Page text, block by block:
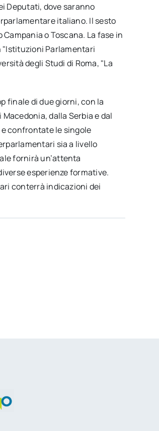
Deputati, dove saranno
italiano. Il sesto
o Toscana. La fase in
"Istituzioni Parlamentari
degli Studi di Roma, "La
finale di due giorni, con la
Macedonia, dalla Serbia e dal
confrontate le singole
sia a livello
fornirà un’attenta
esperienze formative.
conterrà indicazioni dei